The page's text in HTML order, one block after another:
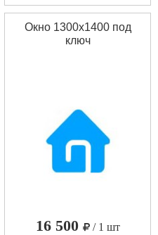
Окно 1300х1400 под
ключ
16 500
/ 1 шт